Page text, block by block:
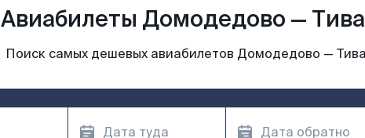
Авиабилеты Домодедово —
Поиск самых дешевых авиабилетов Домодедово —